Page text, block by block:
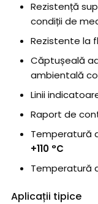
Rezistență
condiții de
Rezistente la
Căptușeală
ambientală
Linii
Raport de
Temperatură
+110 °C
Temperatură
Aplicații tipice